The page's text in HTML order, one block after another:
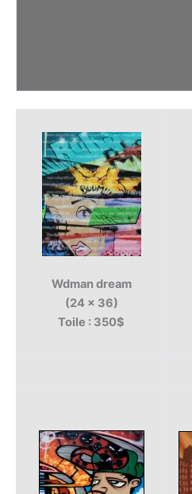
Wdman dream
(24 x 36)
Toile : 350$